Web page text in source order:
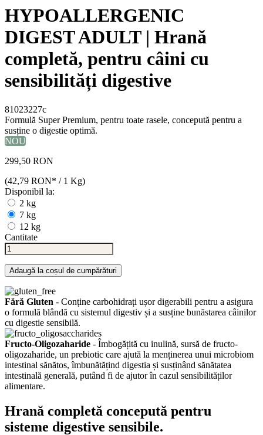
HYPOALLERGENIC
DIGEST ADULT | Hrană
completă, pentru câini cu
sensibilități digestive
81023227c
Formulă Super Premium, pentru toate rasele, concepută pentru a
susține o digestie optimă.
NOU
299,50 RON
(42,79 RON* / 1 Kg)
Disponibil la:
2 kg
7 kg
12 kg
Cantitate
Adaugă la coșul de cumpărături
Fără Gluten - Conține carbohidrați ușor digerabili pentru a asigura
o formulă blândă cu sistemul digestiv și a susține bunăstarea câinilor
cu digestie sensibilă.
Fructo-Oligozaharide - Îmbogățită cu inulină, sursă de fructo-
oligozaharide, un prebiotic care ajută la menținerea unui microbiom
intestinal sănătos, îmbunătățind digestia și susținând sănătatea
intestinală generală, putând fi de ajutor în cazul sensibilităților
alimentare.
Hrană completă concepută pentru
sisteme digestive sensibile.